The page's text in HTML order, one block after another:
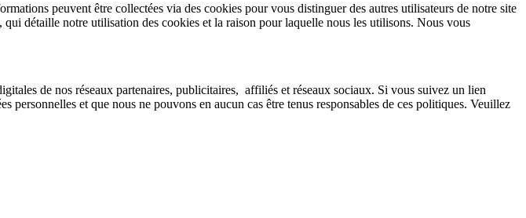
peuvent être collectées via des cookies pour vous distinguer des autres utilisateurs de notre site
détaille notre utilisation des cookies et la raison pour laquelle nous les utilisons. Nous vous
de nos réseaux partenaires, publicitaires, affiliés et réseaux sociaux. Si vous suivez un lien
et que nous ne pouvons en aucun cas être tenus responsables de ces politiques. Veuillez